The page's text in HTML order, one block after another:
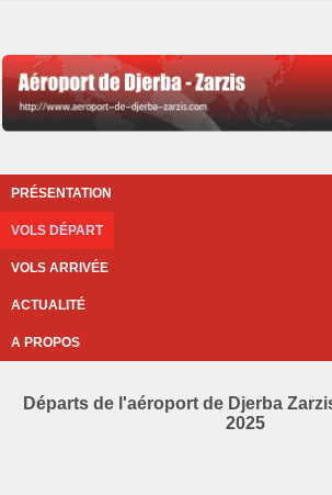
PRÉSENTATION
VOLS DÉPART
VOLS ARRIVÉE
ACTUALITÉ
A PROPOS
Départs de l'aéroport de Djerba
2025